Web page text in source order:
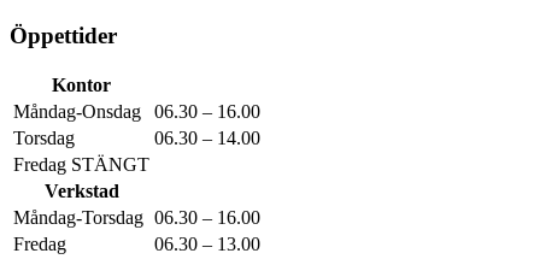
Öppettider
Kontor
Måndag-Onsdag
06.30 – 16.00
Torsdag
06.30 – 14.00
Fredag STÄNGT
Verkstad
Måndag-Torsdag 06.30 – 16.00
Fredag
06.30 – 13.00